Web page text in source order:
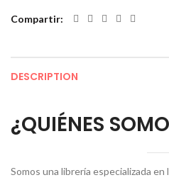
Compartir
DESCRIPTION
¿QUIÉNES
Somos una librería especializada